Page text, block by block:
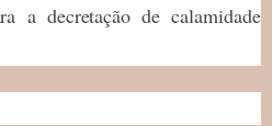
a decretação de calamidade